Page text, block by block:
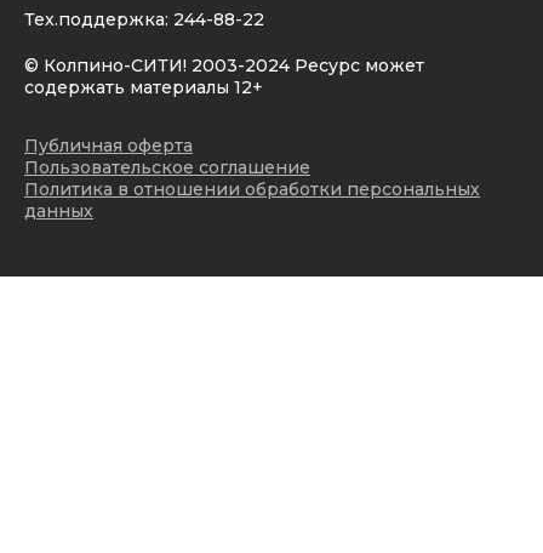
© Колпино-СИТИ! 2003-2024 Ресурс может
содержать материалы 12+
Публичная оферта
Пользовательское соглашение
Политика в отношении обработки персональных
данных
Тех.поддержка: 244-88-22